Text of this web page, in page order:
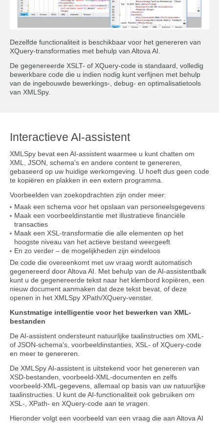
Dezelfde functionaliteit is beschikbaar voor het genereren van
XQuery-transformaties met behulp van Altova AI.
De gegenereerde XSLT- of XQuery-code is standaard, volledig
bewerkbare code die u indien nodig kunt verfijnen met behulp
van de ingebouwde bewerkings-, debug- en optimalisatietools
van XMLSpy.
Interactieve AI-assistent
XMLSpy bevat een AI-assistent waarmee u kunt chatten om
XML, JSON, schema's en andere content te genereren,
gebaseerd op uw huidige werkomgeving. U hoeft dus geen code
te kopiëren en plakken in een extern programma.
Voorbeelden van zoekopdrachten zijn onder meer:
Maak een schema voor het opslaan van personeelsgegevens
Maak een voorbeeldinstantie met illustratieve financiële
transacties
Maak een XSL-transformatie die alle elementen op het
hoogste niveau van het actieve bestand weergeeft
En zo verder – de mogelijkheden zijn eindeloos
De code die overeenkomt met uw vraag wordt automatisch
gegenereerd door Altova AI. Met behulp van de AI-assistentbalk
kunt u de gegenereerde tekst naar het klembord kopiëren, een
nieuw document aanmaken dat deze tekst bevat, of deze
openen in het XMLSpy XPath/XQuery-venster.
Kunstmatige intelligentie voor het bewerken van XML-
bestanden
De AI-assistent ondersteunt natuurlijke taalinstructies om XML-
of JSON-schema's, voorbeeldinstanties, XSL- of XQuery-code
en meer te genereren.
De XMLSpy AI-assistent is uitstekend voor het genereren van
XSD-bestanden, voorbeeld-XML-documenten en zelfs
voorbeeld-XML-gegevens, allemaal op basis van uw natuurlijke
taalinstructies. U kunt de AI-functionaliteit ook gebruiken om
XSL-, XPath- en XQuery-code aan te vragen.
Hieronder volgt een voorbeeld van een vraag die aan Altova AI